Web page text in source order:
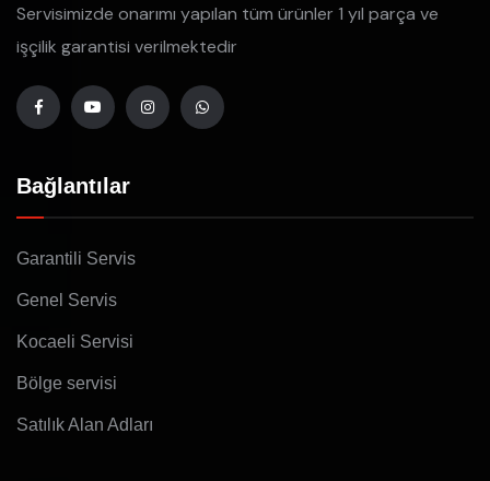
Servisimizde onarımı yapılan tüm ürünler 1 yıl parça ve
işçilik garantisi verilmektedir
Bağlantılar
Garantili Servis
Genel Servis
Kocaeli Servisi
Bölge servisi
Satılık Alan Adları